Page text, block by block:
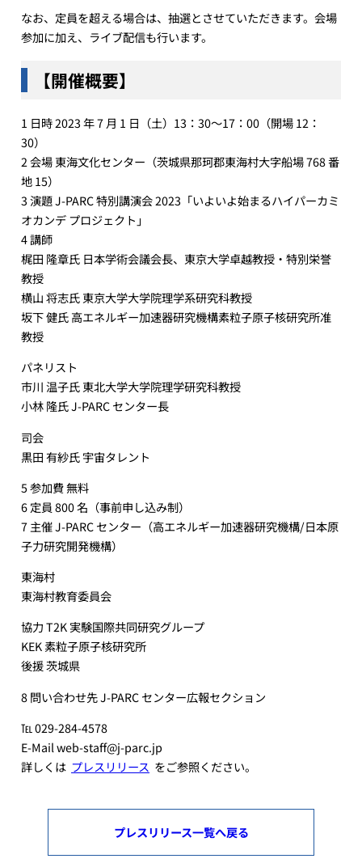
なお、定員を超える場合は、抽選とさせていただきます。会場
参加に加え、ライブ配信も行います。
【開催概要】
1 日時 2023 年 7 月 1 日（土）13：30～17：00（開場 12：
30）
2 会場 東海文化センター（茨城県那珂郡東海村大字船場 768 番
地 15）
3 演題 J-PARC 特別講演会 2023「いよいよ始まるハイパーカミ
オカンデ プロジェクト」
4 講師
梶田 隆章氏 日本学術会議会長、東京大学卓越教授・特別栄誉
教授
横山 将志氏 東京大学大学院理学系研究科教授
坂下 健氏 高エネルギー加速器研究機構素粒子原子核研究所准
教授
パネリスト
市川 温子氏 東北大学大学院理学研究科教授
小林 隆氏 J-PARC センター長
司会
黒田 有紗氏 宇宙タレント
5 参加費 無料
6 定員 800 名（事前申し込み制）
7 主催 J-PARC センター（高エネルギー加速器研究機構/日本原
子力研究開発機構）
東海村
東海村教育委員会
協力 T2K 実験国際共同研究グループ
KEK 素粒子原子核研究所
後援 茨城県
8 問い合わせ先 J-PARC センター広報セクション
℡ 029-284-4578
E-Mail web-staff@j-parc.jp
詳しくは プレスリリース をご参照ください。
プレスリリース一覧へ戻る